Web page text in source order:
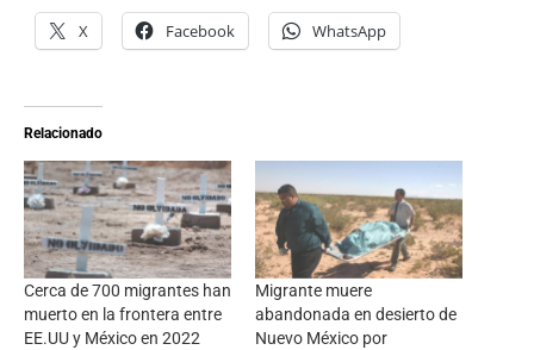
X Facebook WhatsApp
Relacionado
Cerca de 700 migrantes han
muerto en la frontera entre
EE.UU y México en 2022
Migrante muere
abandonada en desierto de
Nuevo México por